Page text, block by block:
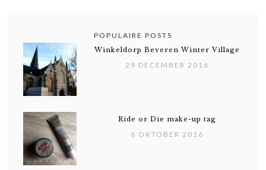
POPULAIRE POSTS
Winkeldorp Beveren Winter Village
29 DECEMBER 2016
Ride or Die make-up tag
6 OKTOBER 2016